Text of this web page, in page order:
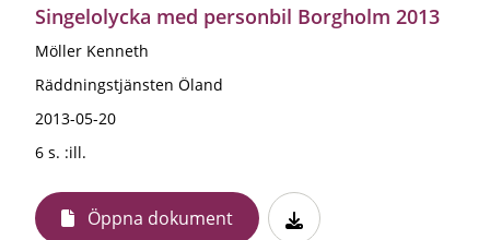
Singelolycka med personbil Borgholm 2013
Möller Kenneth
Räddningstjänsten Öland
2013-05-20
6 s. :ill.
Öppna dokument